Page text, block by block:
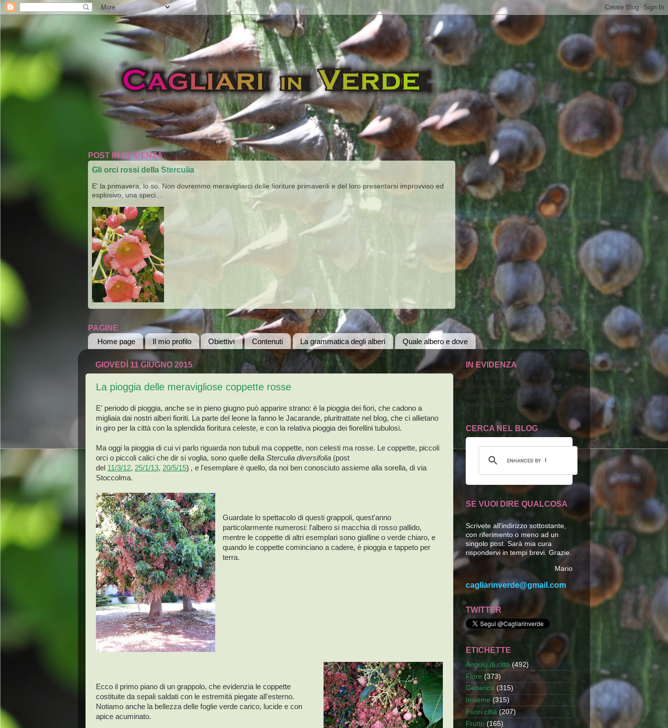
POST IN EVIDENZA
Gli orci rossi della Sterculia
E' la primavera, lo so. Non dovremmo meravigliarci delle fioriture primaverili e del loro presentarsi improvviso ed
esplosivo, una speci...
PAGINE
Home page
Il mio profilo Obiettivi Contenuti La grammatica degli alberi Quale albero e dove
GIOVEDÌ 11 GIUGNO 2015
La pioggia delle meravigliose coppette rosse
E' periodo di pioggia, anche se in pieno giugno può apparire strano: è la pioggia dei fiori, che cadono a
migliaia dai nostri alberi fioriti. La parte del leone la fanno le Jacarande, pluritrattate nel blog, che ci allietano
in giro per la città con la splendida fioritura celeste, e con la relativa pioggia dei fiorellini tubulosi.
Ma oggi la pioggia di cui vi parlo riguarda non tubuli ma coppette, non celesti ma rosse. Le coppette, piccoli
orci o piccoli calici che dir si voglia, sono quelle della Sterculia diversifolia (post
del 11/3/12, 25/1/13, 20/5/15) , e l'esemplare è quello, da noi ben conosciuto assieme alla sorella, di via
Stoccolma.
Guardate lo spettacolo di questi grappoli, quest'anno
particolarmente numerosi: l'albero si macchia di rosso pallido,
mentre le coppette di altri esemplari sono gialline o verde chiaro, e
quando le coppette cominciano a cadere, è pioggia e tappeto per
terra.
Ecco il primo piano di un grappolo, che evidenzia le coppette
costituite da sepali saldati con le estremità piegate all'esterno.
Notiamo anche la bellezza delle foglie verde carico, lucide e con
apice acuminato.
IN EVIDENZA
La Eritrina cristagalli di via
Boccaccio (la signora in rosso) è
in piena fioritura; merita una
passeggiata!
CERCA NEL BLOG
SE VUOI DIRE QUALCOSA
Scrivete all'indirizzo sottostante,
con riferimento o meno ad un
singolo post. Sarà mia cura
rispondervi in tempi brevi. Grazie.
Mario
cagliarinverde@gmail.com
TWITTER
ETICHETTE
Angolo di città (492)
Fiore (373)
Generica (315)
Insieme (315)
Fuori città (207)
Frutto (165)